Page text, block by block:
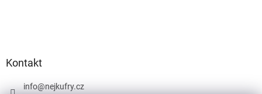
Kontakt
info@nejkufry.cz